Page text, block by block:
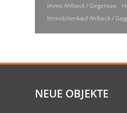
Immo Ahlbeck / Gegensee
Immobilienkauf Ahlbeck /
NEUE OBJEKTE